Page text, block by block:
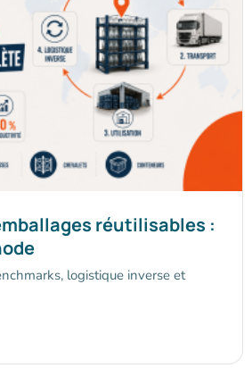
réutilisables :
logistique inverse et